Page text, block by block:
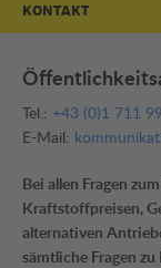
KONTAKT
Tel.: +43 (0)1 711
E-Mail:
Bei allen Fragen
Kraftstoffpreisen,
alternativen
sämtliche Fragen